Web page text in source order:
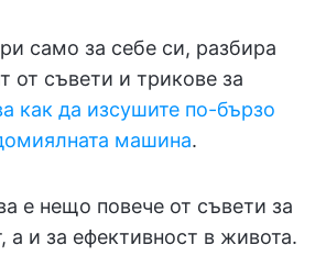
само за себе си, разбира
от съвети и трикове за
как да изсушите по-бързо
машина.
е нещо повече от съвети за
а и за ефективност в живота.